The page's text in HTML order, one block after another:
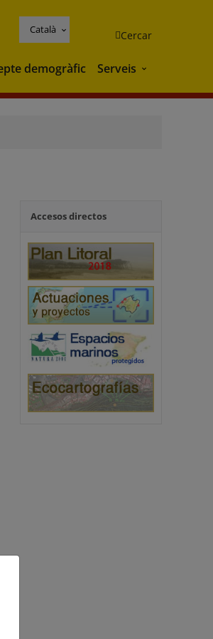
Català Cercar
ambientdemogràfic Serveis Serveis
Accesos directos